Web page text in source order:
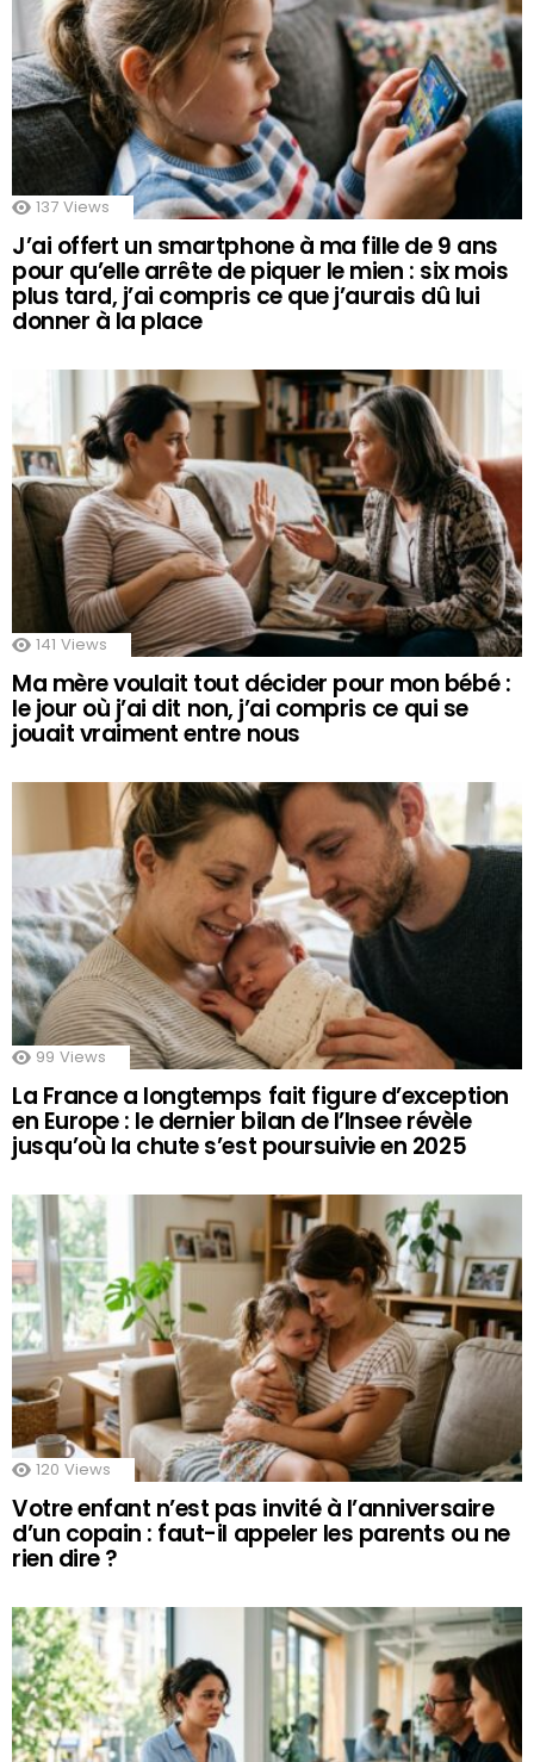
137 Views
J’ai offert un smartphone à ma fille de 9 ans
pour qu’elle arrête de piquer le mien : six mois
plus tard, j’ai compris ce que j’aurais dû lui
donner à la place
141 Views
Ma mère voulait tout décider pour mon bébé :
le jour où j’ai dit non, j’ai compris ce qui se
jouait vraiment entre nous
99 Views
La France a longtemps fait figure d’exception
en Europe : le dernier bilan de l’Insee révèle
jusqu’où la chute s’est poursuivie en 2025
120 Views
Votre enfant n’est pas invité à l’anniversaire
d’un copain : faut-il appeler les parents ou ne
rien dire ?